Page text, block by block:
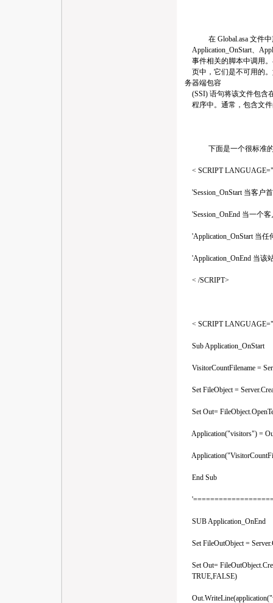
在 Global.asa 文件中
Application_OnStart、
事件相关的脚本中调用。
页中，它们是不可用的
务器端包容
(SSI) 语句将该文件包含
程序中。通常，包含文
下面是一个很标准的
< SCRIPT
'Session_OnStart 当客户
'Session_OnEnd 当一个
'Application_OnStart 当
'Application_OnEnd 当该
< /SCRIPT>
< SCRIPT
Sub Application_OnStart
VisitorCountFilename =
Set FileObject =
Set Out=
Application("visitors") =
End Sub
SUB Application_OnEnd
Set FileOutObject =
Set Out=
TRUE,FALSE)